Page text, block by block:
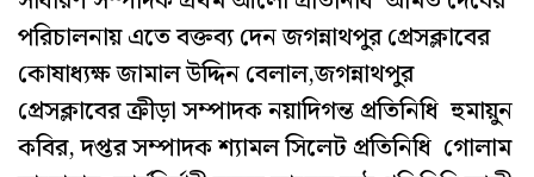
পরিচালনায় এতে বক্তব্য দেন জগন্নাথপুর প্রেসক্লাবের
কোষাধ্যক্ষ জামাল উদ্দিন বেলাল,জগন্নাথপুর
প্রেসক্লাবের ক্রীড়া সম্পাদক নয়াদিগন্ত প্রতিনিধি হুমায়ুন
কবির, দপ্তর সম্পাদক শ্যামল সিলেট প্রতিনিধি গোলাম